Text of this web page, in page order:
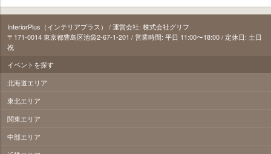
InteriorPlus（インテリアプラス） / 運営会社: 株式会社グリフ
〒171‐0014 東京都豊島区池袋2-67-1-201 / 営業時間: 平日 11:00〜18:00 / 定休日: 土日
祝
イベントを探す
北海道エリア
東北エリア
関東エリア
中部エリア